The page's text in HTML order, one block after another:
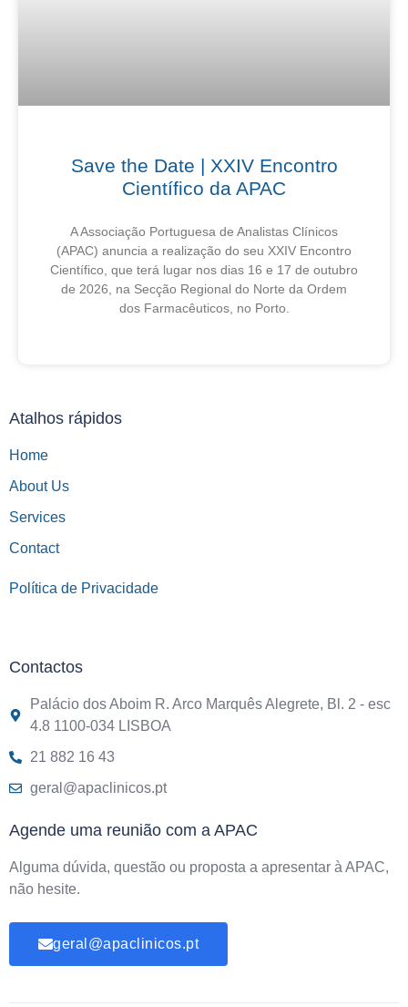
Save the Date | XXIV Encontro
Científico da APAC
A Associação Portuguesa de Analistas Clínicos
(APAC) anuncia a realização do seu XXIV Encontro
Científico, que terá lugar nos dias 16 e 17 de outubro
de 2026, na Secção Regional do Norte da Ordem
dos Farmacêuticos, no Porto.
Atalhos rápidos
Home
About Us
Services
Contact
Política de Privacidade
Contactos
Palácio dos Aboim R. Arco Marquês Alegrete, Bl. 2 - esc
4.8 1100-034 LISBOA
21 882 16 43
geral@apaclinicos.pt
Agende uma reunião com a APAC
Alguma dúvida, questão ou proposta a apresentar à APAC,
não hesite.
geral@apaclinicos.pt